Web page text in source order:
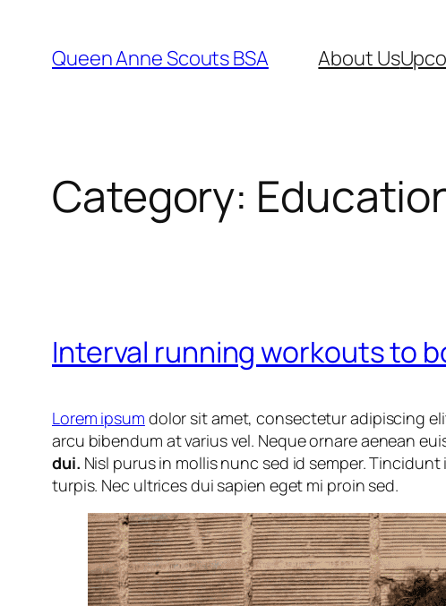
Queen Anne Scouts BSA About Us
Category:
Interval running workouts to
Lorem ipsum dolor sit amet, consectetur adipiscing
arcu bibendum at varius vel. Neque ornare aenean
dui. Nisl purus in mollis nunc sed id semper.
turpis. Nec ultrices dui sapien eget mi proin sed.